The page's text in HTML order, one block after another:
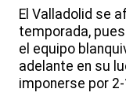
El Valladolid se
temporada,
el equipo
adelante en su
imponerse por 2-